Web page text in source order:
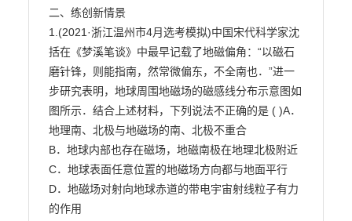
二、练创新情景
1.(2021·浙江温州市4月选考模拟)中国宋代科学家沈
括在《梦溪笔谈》中最早记载了地磁偏角：“以磁石
磨针锋，则能指南，然常微偏东，不全南也．”进一
步研究表明，地球周围地磁场的磁感线分布示意图如
图所示．结合上述材料，下列说法不正确的是 ( )A．
地理南、北极与地磁场的南、北极不重合
B．地球内部也存在磁场，地磁南极在地理北极附近
C．地球表面任意位置的地磁场方向都与地面平行
D．地磁场对射向地球赤道的带电宇宙射线粒子有力
的作用